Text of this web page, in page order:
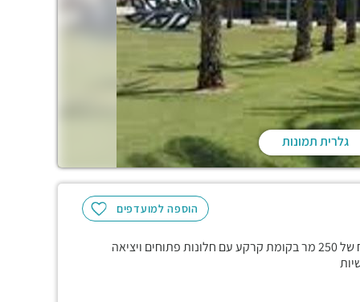
גלרית תמונות
הוספה למועדפים
במתחם GreenWork הירוק,על כביש 2, בבניין שוויץ החדיש, שטח של 250 מר בקומת קרקע עם חלונות פתוחים ויציאה